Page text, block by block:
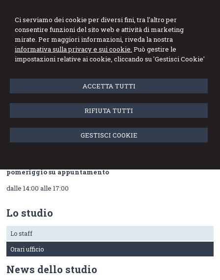
Ci serviamo dei cookie per diversi fini, tra l'altro per
consentire funzioni del sito web e attività di marketing
mirate. Per maggiori informazioni, riveda la nostra
informativa sulla privacy e sui cookie. Può gestire le
impostazioni relative ai cookie, cliccando su 'Gestisci Cookie'
ACCETTA TUTTI
RIFIUTA TUTTI
GESTISCI COOKIE
Dott. Francesco
Mandolfino
Esperto Contabile - Revisore dei Conti
Menu
Orari ufficio
L’orario dello Studio Mandolfino è il seguente (consigliabile
pomeriggio su appuntamento
dalle 14:00 alle 17:00
Lo studio
Lo staff
Orari ufficio
News dello studio